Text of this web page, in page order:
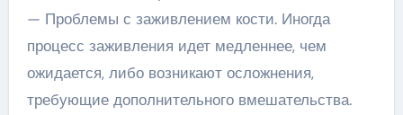
— Проблемы с заживлением кости. Иногда
процесс заживления идет медленнее, чем
ожидается, либо возникают осложнения,
требующие дополнительного вмешательства.